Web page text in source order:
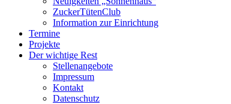
ZuckerTütenClub
Information zur Einrichtung
Termine
Projekte
Der wichtige Rest
Stellenangebote
Impressum
Kontakt
Datenschutz